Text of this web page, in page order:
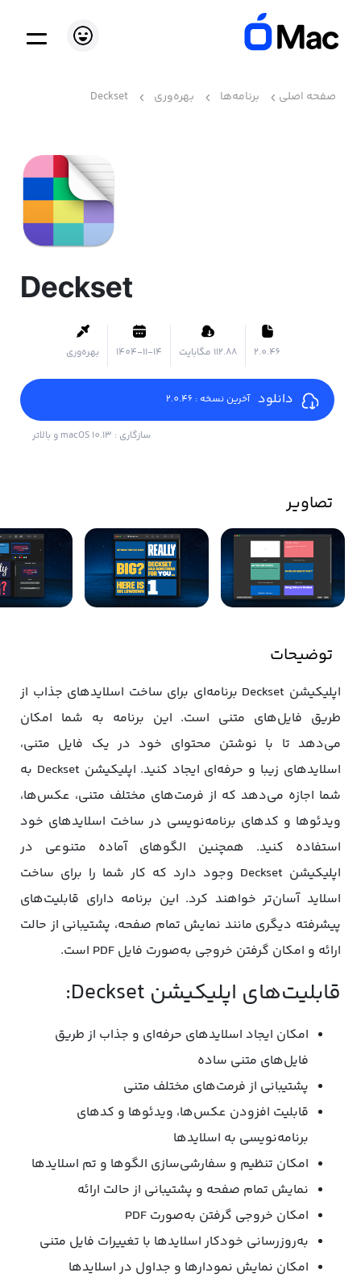
صفحه اصلی برنامه‌ها بهره‌وری Deckset
Deckset
2.0.46 ۱۱۲.۸۸ مگابایت 1404-11-14 بهره‌وری
دانلود آخرین نسخه : 2.0.46
سازگاری : macOS 10.13 و بالاتر
تصاویر
توضیحات
اپلیکیشن Deckset برنامه‌ای برای ساخت اسلایدهای جذاب از
طریق فایل‌های متنی است. این برنامه به شما امکان
می‌دهد تا با نوشتن محتوای خود در یک فایل متنی،
اسلایدهای زیبا و حرفه‌ای ایجاد کنید. اپلیکیشن Deckset به
شما اجازه می‌دهد که از فرمت‌های مختلف متنی، عکس‌ها،
ویدئوها و کدهای برنامه‌نویسی در ساخت اسلاید‌های خود
استفاده کنید. همچنین الگوهای آماده متنوعی در
اپلیکیشن Deckset وجود دارد که کار شما را برای ساخت
اسلاید آسان‌تر خواهند کرد. این برنامه دارای قابلیت‌های
پیشرفته‌ دیگری مانند نمایش تمام صفحه، پشتیبانی از حالت
ارائه و امکان گرفتن خروجی به‌صورت فایل PDF است.
قابلیت‌های اپلیکیشن Deckset:
امکان ایجاد اسلایدهای حرفه‌ای و جذاب از طریق
فایل‌های متنی ساده
پشتیبانی از فرمت‌های مختلف متنی
قابلیت افزودن عکس‌ها، ویدئوها و کدهای
برنامه‌نویسی به اسلایدها
امکان تنظیم و سفارشی‌سازی الگوها و تم‌ اسلایدها
نمایش تمام صفحه و پشتیبانی از حالت ارائه
امکان خروجی گرفتن به‌صورت PDF
به‌روزرسانی خودکار اسلایدها با تغییرات فایل متنی
امکان نمایش نمودارها و جداول در اسلایدها